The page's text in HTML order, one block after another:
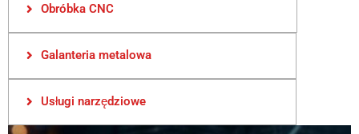
Obróbka CNC
Galanteria metalowa
Usługi narzędziowe